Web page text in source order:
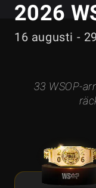
2026
16 augusti -
33 WSOP-